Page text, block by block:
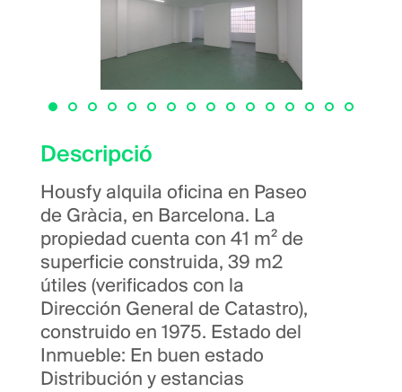
Descripció
Housfy alquila oficina en Paseo
de Gràcia, en Barcelona. La
propiedad cuenta con 41 m² de
superficie construida, 39 m2
útiles (verificados con la
Dirección General de Catastro),
construido en 1975. Estado del
Inmueble: En buen estado
Distribución y estancias